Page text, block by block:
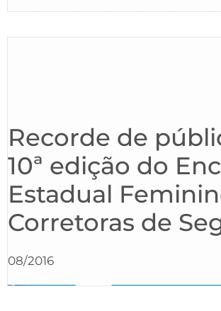
Recorde de
10ª edição do
Estadual
Corretoras de
08/2016